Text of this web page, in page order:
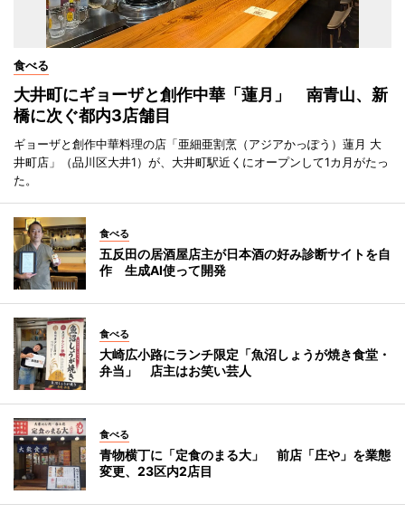
食べる
大井町にギョーザと創作中華「蓮月」 南青山、新
橋に次ぐ都内3店舗目
ギョーザと創作中華料理の店「亜細亜割烹（アジアかっぽう）蓮月 大
井町店」（品川区大井1）が、大井町駅近くにオープンして1カ月がたっ
た。
食べる
五反田の居酒屋店主が日本酒の好み診断サイトを自
作 生成AI使って開発
食べる
大崎広小路にランチ限定「魚沼しょうが焼き食堂・
弁当」 店主はお笑い芸人
食べる
青物横丁に「定食のまる大」 前店「庄や」を業態
変更、23区内2店目